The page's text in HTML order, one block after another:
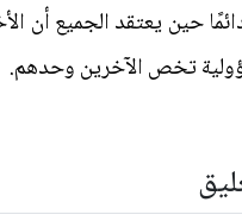
حين يعتقد الجميع أن
تخص الآخرين وحدهم.